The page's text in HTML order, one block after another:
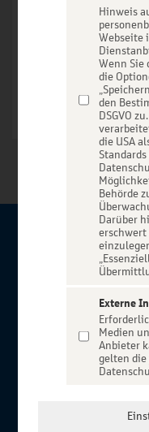
Zur Startseite
Über BBBank-
Service für alle Kunden
Portal finden Sie
Musicals und Shows,
Champions League und
In
Hinweis
Webseite
Wenn Sie
die
den
DSGVO
die USA
Behörde
Darüber
Externe
Medien
Anbieter
gelten